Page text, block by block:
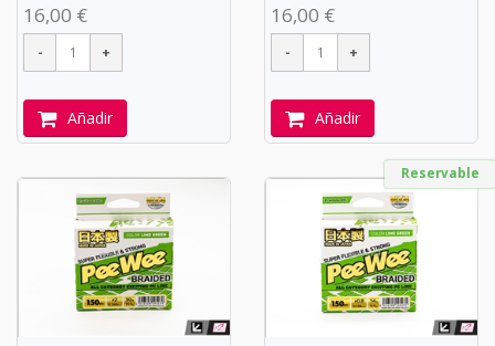
16,00 €
Añadir
16,00 €
Añadir
Reservable